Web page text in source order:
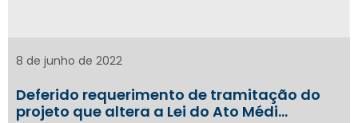
Deferido requerimento de tramitação do
projeto que altera a Lei do Ato Médi…
8 de junho de 2022